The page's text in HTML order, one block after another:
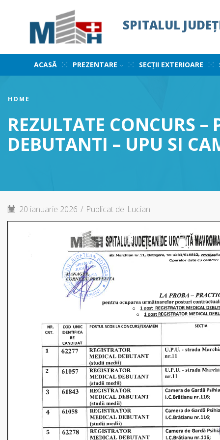
SPITALUL
ACASĂ PREZENTARE SECȚII EXTERIOARE
HOME
REZULTATE CONCURS
DEBUTANTI – UPU SI
20 ianuarie 2026 / Publicat de Lucian